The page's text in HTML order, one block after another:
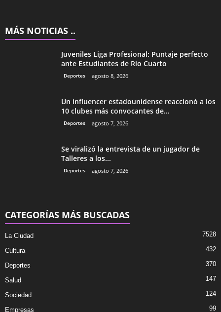
MÁS NOTICIAS ..
Juveniles Liga Profesional: Puntaje perfecto
ante Estudiantes de Río Cuarto
Deportes agosto 8, 2026
Un influencer estadounidense reaccionó a los
10 clubes más convocantes de...
Deportes agosto 7, 2026
Se viralizó la entrevista de un jugador de
Talleres a los...
Deportes agosto 7, 2026
CATEGORÍAS MÁS BUSCADAS
La Ciudad 7528
Cultura 432
Deportes 370
Salud 147
Sociedad 124
Empresas 99